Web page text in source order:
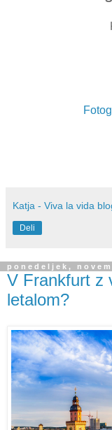
Katja - Viva la vida
Deli
ponedeljek,
V Frankfurt z
letalom?